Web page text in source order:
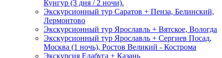
Кунгур (3 дня / 2 ночи).
Экскурсионный тур Саратов + Пенза, Белинский,
Лермонтово
Экскурсионный тур Ярославль + Вятское, Вологда
Экскурсионный тур Ярославль + Сергиев Посад,
Москва (1 ночь), Ростов Великий - Кострома
Экскурсия Елабуга + Казань